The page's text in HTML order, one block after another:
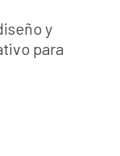
y
para